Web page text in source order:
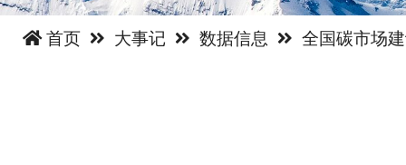
首页 大事记 数据信息 全国碳市场